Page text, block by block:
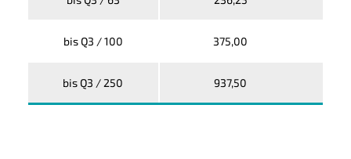
bis Q3 / 100 375,00
bis Q3 / 250 937,50